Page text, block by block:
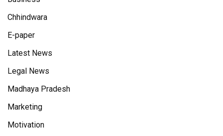
Chhindwara
E-paper
Latest News
Legal News
Madhaya Pradesh
Marketing
Motivation